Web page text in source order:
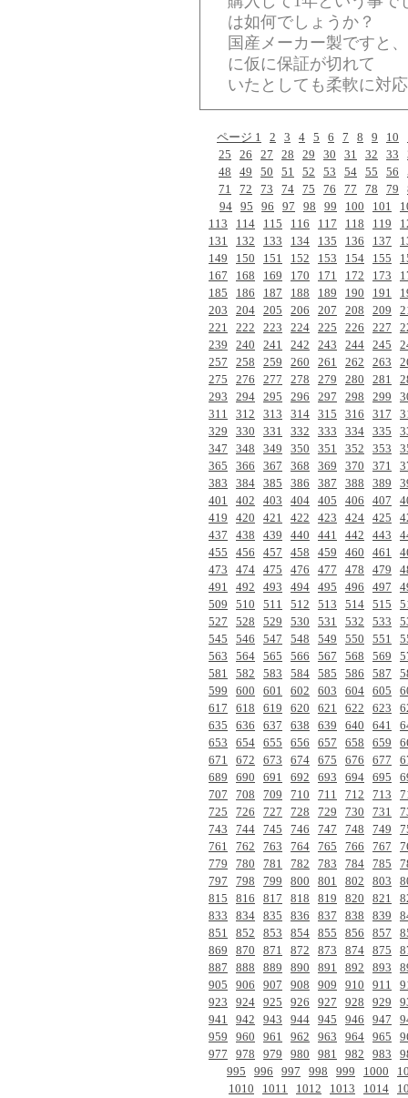
は如何でしょうか？
国産メーカー製ですと
に仮に保証が切れて
いたとしても柔軟に対
ページ 1 2 3 4 5 6 7 8 9 10
25
26 27 28 29 30 31 32 33
48
49 50 51 52 53 54 55 56
71
72 73 74 75 76 77 78 79
94 95 96 97 98 99 100 101
113
114 115 116 117 118 119
131
132 133 134 135 136 137
149
150 151 152 153 154 155
167
168 169 170 171 172 173
185
186 187 188 189 190 191
203
204 205 206 207 208 209
221
222 223 224 225 226 227
239
240 241 242 243 244 245
257
258 259 260 261 262 263
275
276 277 278 279 280 281
293
294 295 296 297 298 299
311
312 313 314 315 316 317
329
330 331 332 333 334 335
347
348 349 350 351 352 353
365
366 367 368 369 370 371
383
384 385 386 387 388 389
401
402 403 404 405 406 407
419
420 421 422 423 424 425
437
438 439 440 441 442 443
455
456 457 458 459 460 461
473
474 475 476 477 478 479
491
492 493 494 495 496 497
509
510 511 512 513 514 515
527
528 529 530 531 532 533
545
546 547 548 549 550 551
563
564 565 566 567 568 569
581
582 583 584 585 586 587
599
600 601 602 603 604 605
617
618 619 620 621 622 623
635
636 637 638 639 640 641
653
654 655 656 657 658 659
671
672 673 674 675 676 677
689
690 691 692 693 694 695
707
708 709 710 711 712 713
725
726 727 728 729 730 731
743
744 745 746 747 748 749
761
762 763 764 765 766 767
779
780 781 782 783 784 785
797
798 799 800 801 802 803
815
816 817 818 819 820 821
833
834 835 836 837 838 839
851
852 853 854 855 856 857
869
870 871 872 873 874 875
887
888 889 890 891 892 893
905
906 907 908 909 910 911
923
924 925 926 927 928 929
941
942 943 944 945 946 947
959
960 961 962 963 964 965
977
978 979 980 981 982 983
995
996 997 998 999 1000
1010
1011 1012 1013 1014